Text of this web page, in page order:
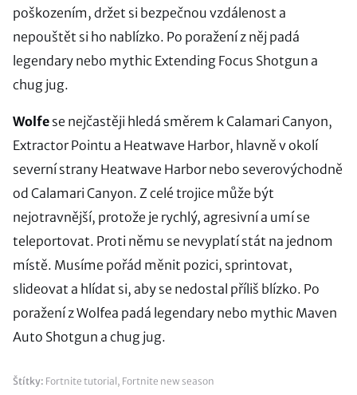
poškozením, držet si bezpečnou vzdálenost a
nepouštět si ho nablízko. Po poražení z něj padá
legendary nebo mythic Extending Focus Shotgun a
chug jug.
Wolfe se nejčastěji hledá směrem k Calamari Canyon,
Extractor Pointu a Heatwave Harbor, hlavně v okolí
severní strany Heatwave Harbor nebo severovýchodně
od Calamari Canyon. Z celé trojice může být
nejotravnější, protože je rychlý, agresivní a umí se
teleportovat. Proti němu se nevyplatí stát na jednom
místě. Musíme pořád měnit pozici, sprintovat,
slideovat a hlídat si, aby se nedostal příliš blízko. Po
poražení z Wolfea padá legendary nebo mythic Maven
Auto Shotgun a chug jug.
Štítky: Fortnite tutorial, Fortnite new season